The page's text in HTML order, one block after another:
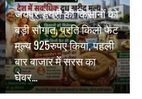
जयपुर डेयरी की किसानों को
बड़ी सौगात, प्रति किलो फैट
मूल्य 925रुपए किया, पहली
बार बाजार में सरस का
घेवर…